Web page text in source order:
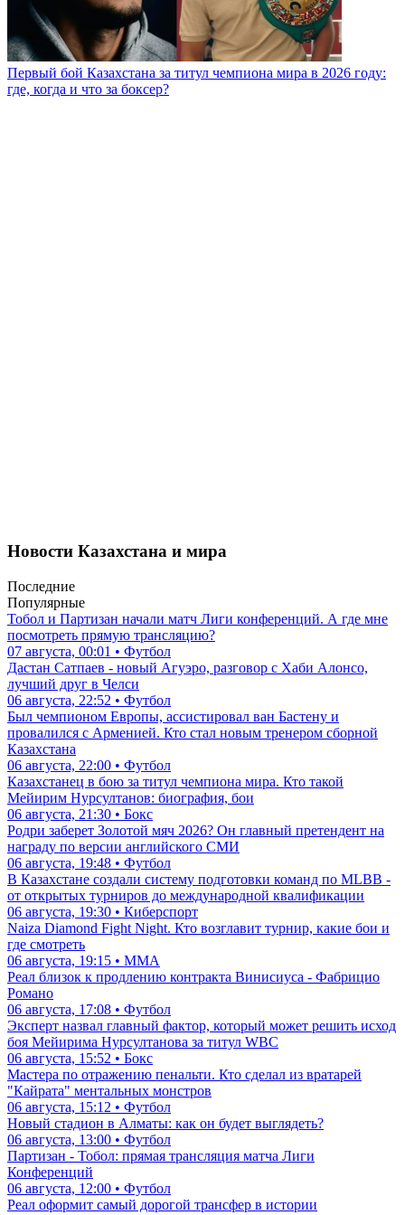
Первый бой Казахстана за титул чемпиона мира в 2026 году:
где, когда и что за боксер?
Новости Казахстана и мира
Последние
Популярные
Тобол и Партизан начали матч Лиги конференций. А где мне
посмотреть прямую трансляцию?
07 августа, 00:01 • Футбол
Дастан Сатпаев - новый Агуэро, разговор с Хаби Алонсо,
лучший друг в Челси
06 августа, 22:52 • Футбол
Был чемпионом Европы, ассистировал ван Бастену и
провалился с Арменией. Кто стал новым тренером сборной
Казахстана
06 августа, 22:00 • Футбол
Казахстанец в бою за титул чемпиона мира. Кто такой
Мейирим Нурсултанов: биография, бои
06 августа, 21:30 • Бокс
Родри заберет Золотой мяч 2026? Он главный претендент на
награду по версии английского СМИ
06 августа, 19:48 • Футбол
В Казахстане создали систему подготовки команд по MLBB -
от открытых турниров до международной квалификации
06 августа, 19:30 • Киберспорт
Naiza Diamond Fight Night. Кто возглавит турнир, какие бои и
где смотреть
06 августа, 19:15 • ММА
Реал близок к продлению контракта Винисиуса - Фабрицио
Романо
06 августа, 17:08 • Футбол
Эксперт назвал главный фактор, который может решить исход
боя Мейирима Нурсултанова за титул WBC
06 августа, 15:52 • Бокс
Мастера по отражению пенальти. Кто сделал из вратарей
"Кайрата" ментальных монстров
06 августа, 15:12 • Футбол
Новый стадион в Алматы: как он будет выглядеть?
06 августа, 13:00 • Футбол
Партизан - Тобол: прямая трансляция матча Лиги
Конференций
06 августа, 12:00 • Футбол
Реал оформит самый дорогой трансфер в истории